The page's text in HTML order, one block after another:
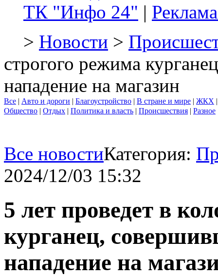
ТК "Инфо 24" |
> Новости >
строгого режима
нападение на магазин
Все | Авто и дороги | Благоустройство | В стране и мире | ЖКХ
Общество | Отдых | Политика и власть | Происшествия | Разное
Все новостиКатегория:
2024/12/03 15:32
5 лет проведет в
курганец,
нападение на